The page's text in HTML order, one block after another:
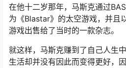
在他十二岁那年，马斯克通过
为《Blastar》的太空游戏，并且
游戏出售给了当时的一款杂志。
就这样，马斯克赚到了自己人生
生活却并没有因此而变得更好，